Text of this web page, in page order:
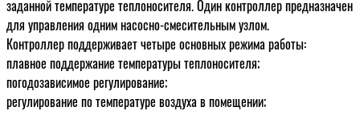
заданной температуре теплоносителя. Один контроллер предназначен
для управления одним насосно-смесительным узлом.
Контроллер поддерживает четыре основных режима работы:
плавное поддержание температуры теплоносителя;
погодозависимое регулирование;
регулирование по температуре воздуха в помещении;